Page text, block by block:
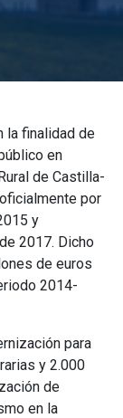
la finalidad de
en
de Castilla-
por
y
2017. Dicho
de euros
2014-
para
y 2.000
de
en la